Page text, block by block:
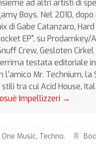
ad altri artisti di
Boys. Nel 2010,
di Gabe Catanzaro,
EP", su
Crew, Gesloten
testata editoriale
l'amico Mr. Technium,
tra cui Acid House,
Impellizzeri →
Music, Techno.